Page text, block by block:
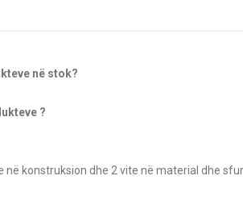
në stok?
?
konstruksion dhe 2 vite në material dhe